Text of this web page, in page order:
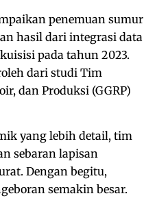
penemuan sumur
hasil dari integrasi data
pada tahun 2023.
dari studi Tim
dan Produksi (GGRP)
yang lebih detail, tim
sebaran lapisan
Dengan begitu,
semakin besar.